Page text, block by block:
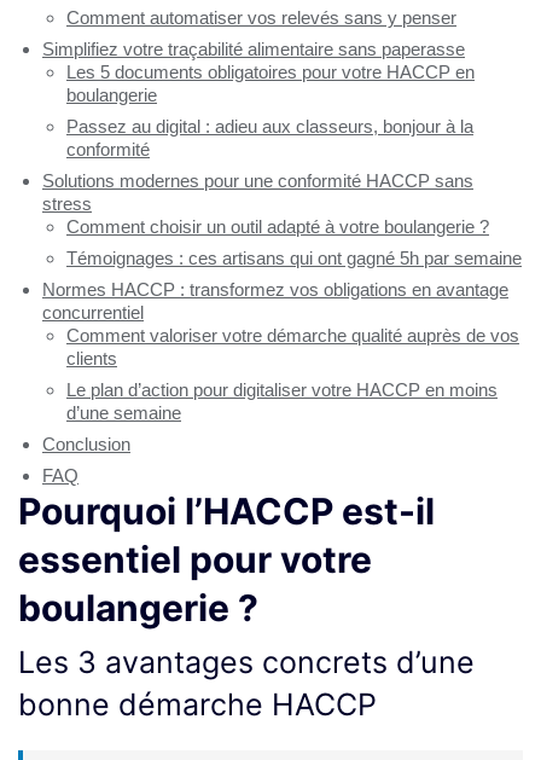
Comment automatiser vos relevés sans y penser
Simplifiez votre traçabilité alimentaire sans paperasse
Les 5 documents obligatoires pour votre HACCP en
boulangerie
Passez au digital : adieu aux classeurs, bonjour à la
conformité
Solutions modernes pour une conformité HACCP sans
stress
Comment choisir un outil adapté à votre boulangerie ?
Témoignages : ces artisans qui ont gagné 5h par semaine
Normes HACCP : transformez vos obligations en avantage
concurrentiel
Comment valoriser votre démarche qualité auprès de vos
clients
Le plan d’action pour digitaliser votre HACCP en moins
d’une semaine
Conclusion
FAQ
Pourquoi l’HACCP est-il
essentiel pour votre
boulangerie ?
Les 3 avantages concrets d’une
bonne démarche HACCP